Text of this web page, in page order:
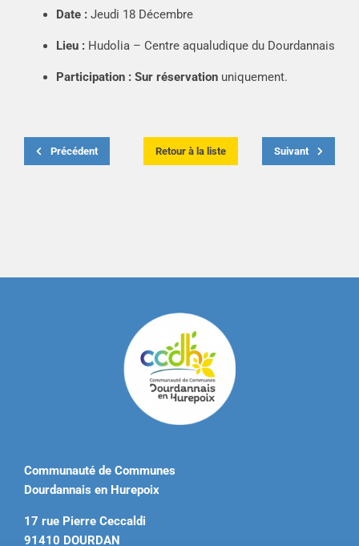
Date :Jeudi 18 Décembre
Lieu :Hudolia – Centre aqualudique du Dourdannais
Participation : Sur réservationuniquement.
Précédent Retour à la liste Suivant
Communauté de Communes
Dourdannais en Hurepoix
17 rue Pierre Ceccaldi
91410 DOURDAN